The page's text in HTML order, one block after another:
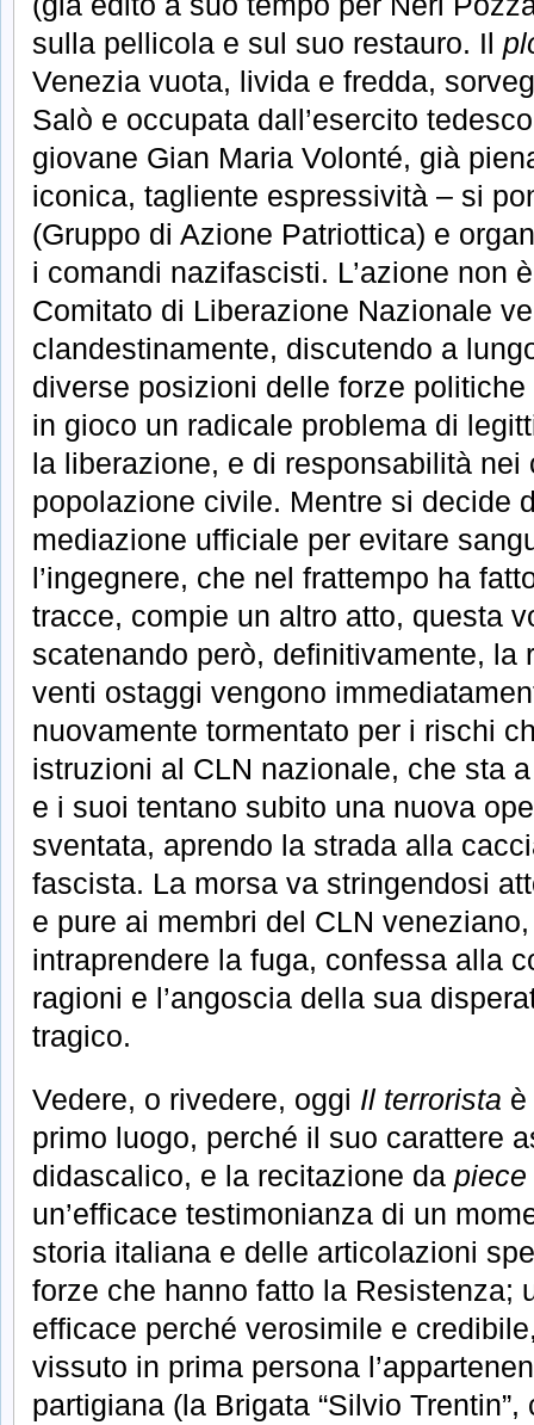
sulla pellicola e sul suo restauro. Il
Venezia vuota, livida e fredda,
Salò e occupata dall’esercito
giovane Gian Maria Volonté, già
iconica, tagliente espressività – si
(Gruppo di Azione Patriottica) e
i comandi nazifascisti. L’azione non
Comitato di Liberazione Nazionale
clandestinamente, discutendo a
diverse posizioni delle forze
in gioco un radicale problema di
la liberazione, e di responsabilità nei
popolazione civile. Mentre si decide
mediazione ufficiale per evitare
l’ingegnere, che nel frattempo ha
tracce, compie un altro atto, questa
scatenando però, definitivamente, la
venti ostaggi vengono
nuovamente tormentato per i rischi
istruzioni al CLN nazionale, che sta
e i suoi tentano subito una nuova
sventata, aprendo la strada alla
fascista. La morsa va stringendosi
e pure ai membri del CLN
intraprendere la fuga, confessa alla
ragioni e l’angoscia della sua
tragico.
Vedere, o rivedere, oggi Il terrorista è
primo luogo, perché il suo carattere
didascalico, e la recitazione da piece
un’efficace testimonianza di un
storia italiana e delle articolazioni
forze che hanno fatto la Resistenza;
efficace perché verosimile e
vissuto in prima persona
partigiana (la Brigata “Silvio